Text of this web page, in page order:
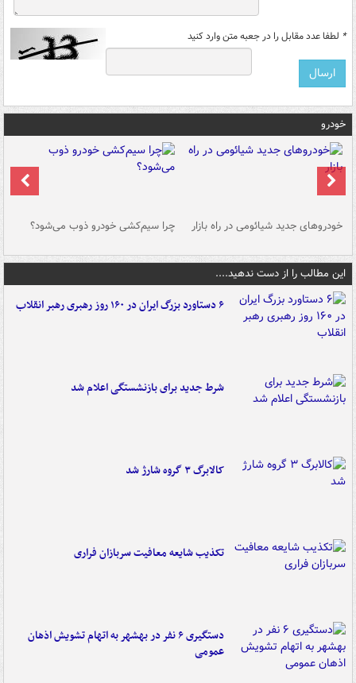
* لطفا عدد مقابل را در جعبه متن وارد کنید
خودرو
خودروهای جدید شیائومی در راه بازار چرا سیم‌کشی خودرو ذوب می‌شود؟
این مطالب را از دست ندهید....
۶ دستاورد بزرگ ایران در ۱۶۰ روز رهبری رهبر انقلاب
شرط جدید برای بازنشستگی اعلام شد
کالابرگ ۳ گروه شارژ شد
تکذیب شایعه معافیت سربازان فراری
دستگیری ۶ نفر در بهشهر به اتهام تشویش اذهان
عمومی